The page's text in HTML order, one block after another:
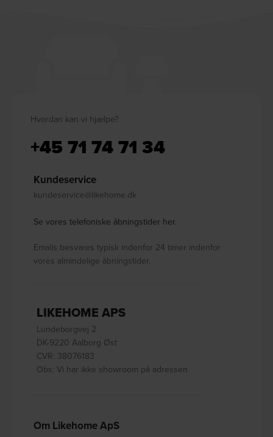
Hvordan kan vi hjælpe?
+45 71 74 71 34
Kundeservice
kundeservice@likehome.dk
Se vores telefoniske åbningstider her.
Emails besvares typisk indenfor 24 timer indenfor
vores almindelige åbningstider.
LIKEHOME APS
Lundeborgvej 2
DK-9220 Aalborg Øst
CVR: 38076183
Obs: Vi har ikke showroom på adressen
Om Likehome ApS